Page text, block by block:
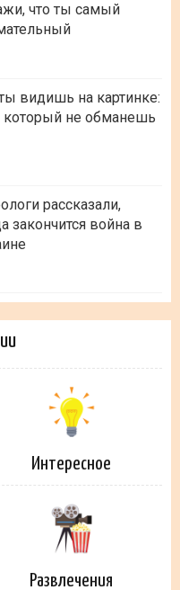
что ты самый
видишь на картинке:
который не обманешь
рассказали,
закончится война в
Интересное
Развлечения